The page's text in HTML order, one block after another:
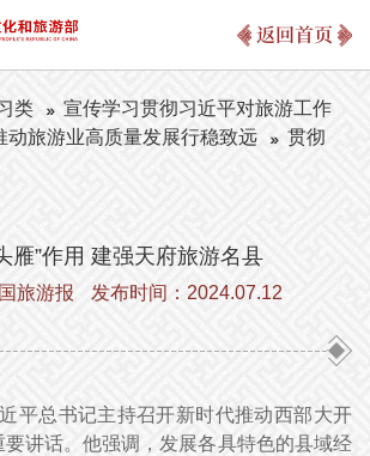
返回首页
类
宣传学习贯彻习近平对旅游工作
动旅游业高质量发展行稳致远
贯彻
雁”作用 建强天府旅游名县
旅游报 发布时间：2024.07.12
平总书记主持召开新时代推动西部大开
讲话。他强调，发展各具特色的县域经